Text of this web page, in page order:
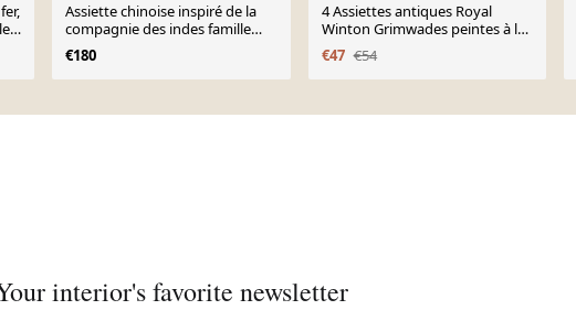
Assiette chinoise inspiré de la
compagnie des indes famille
blanc bleu fin du xixème siècle
€180
4 Assiettes antiques Royal
Winton Grimwades peintes à la
main
€47 €54
interior's favorite newsletter